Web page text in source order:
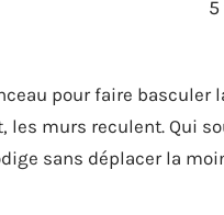
pour faire basculer
murs reculent. Qui
sans déplacer la